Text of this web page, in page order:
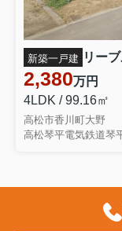
新築一戸建
2,380万円
4LDK / 99.16㎡
高松市香川町大野